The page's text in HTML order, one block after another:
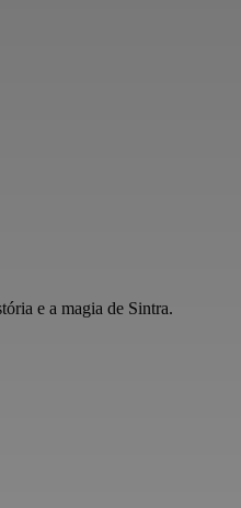
e a magia de Sintra.